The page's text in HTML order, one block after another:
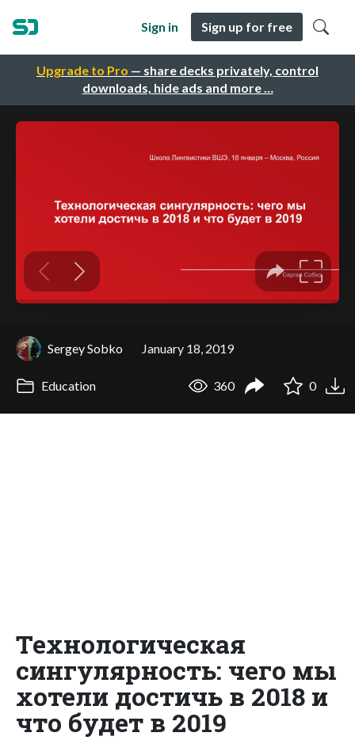
Upgrade to Pro — share decks privately, control
downloads, hide ads and more …
Sign in Sign up for free
Sergey Sobko January 18, 2019
Education 360 0
Технологическая
сингулярность: чего мы
хотели достичь в 2018 и
что будет в 2019